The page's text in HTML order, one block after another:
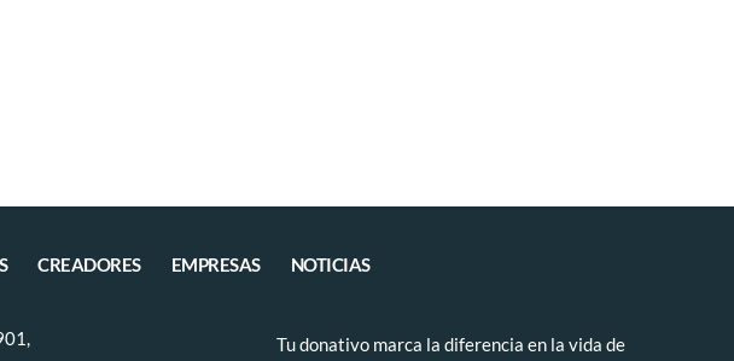
CREADORES EMPRESAS NOTICIAS
Tu donativo marca la diferencia en la vida de